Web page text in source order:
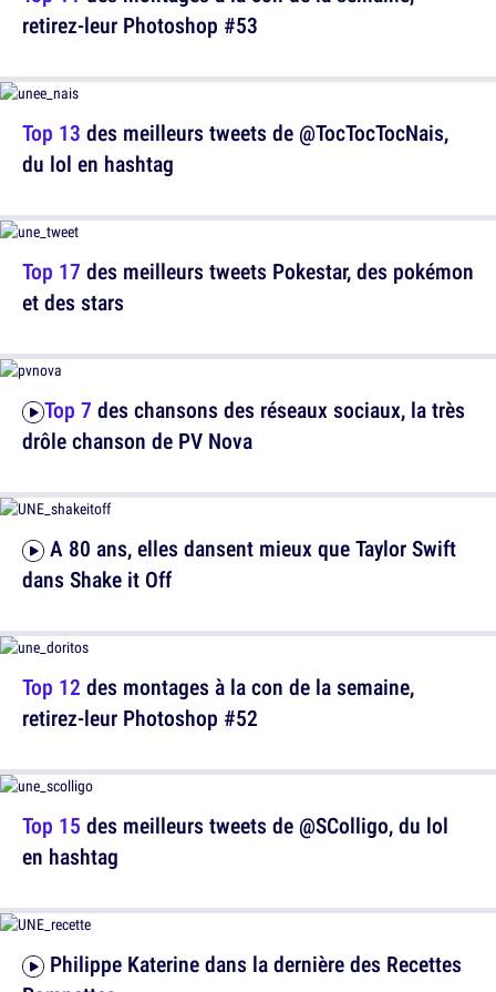
Top 13 des meilleurs tweets de @TocTocTocNais,
du lol en hashtag
Top 7 des chansons des réseaux sociaux, la très
drôle chanson de PV Nova
Top 12 des montages à la con de la semaine,
retirez-leur Photoshop #52
retirez-leur Photoshop #53
Top 17 des meilleurs tweets Pokestar, des pokémon
et des stars
dans Shake it Off
Top 15 des meilleurs tweets de @SColligo, du lol
en hashtag